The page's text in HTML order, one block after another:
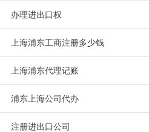
办理进出口权
上海浦东工商注册多少钱
上海浦东代理记账
浦东上海公司代办
注册进出口公司